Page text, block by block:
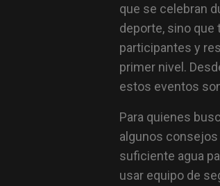
que se celebran
deporte, sino
participantes y
primer nivel.
estos eventos
Para quienes
algunos consejos
suficiente agua
usar equipo de